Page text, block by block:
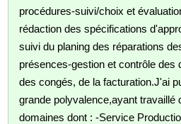
procédures-suivi/choix et
rédaction des spécifications
suivi du planing des réparations
présences-gestion et contrôle des
des congés, de la facturation.J'ai
grande polyvalence,ayant travaillé
domaines dont : -Service